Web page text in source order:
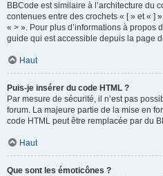
BBCode est similaire à l’architecture du
contenues entre des crochets « [ » et « ]
« > ». Pour plus d’informations à propos
guide qui est accessible depuis la page
Haut
Puis-je insérer du code HTML ?
Par mesure de sécurité, il n’est pas
forum. La majeure partie de la mise en
code HTML peut être remplacée par du
Haut
Que sont les émoticônes ?